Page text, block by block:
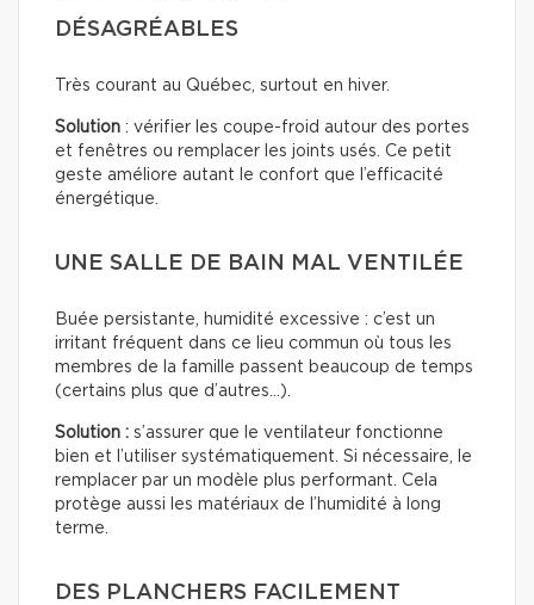
DÉSAGRÉABLES
Très courant au Québec, surtout en hiver.
Solution : vérifier les coupe-froid autour des portes
et fenêtres ou remplacer les joints usés. Ce petit
geste améliore autant le confort que l’efficacité
énergétique.
UNE SALLE DE BAIN MAL VENTILÉE
Buée persistante, humidité excessive : c’est un
irritant fréquent dans ce lieu commun où tous les
membres de la famille passent beaucoup de temps
(certains plus que d’autres…).
Solution : s’assurer que le ventilateur fonctionne
bien et l’utiliser systématiquement. Si nécessaire, le
remplacer par un modèle plus performant. Cela
protège aussi les matériaux de l’humidité à long
terme.
DES PLANCHERS FACILEMENT